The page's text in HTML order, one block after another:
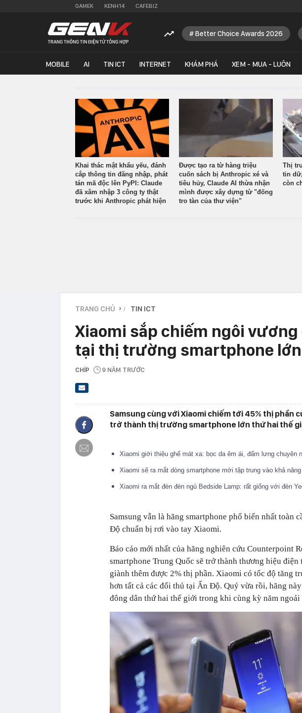
GAMEK KENH14 CAFEBIZ
Better Choice Awards 2026
MOBILE AI TIN ICT INTERNET KHÁM PHÁ XEM - MUA - LUÔN
Khai thác mật khẩu yếu, đánh
cắp thông tin đăng nhập, phát
tán mã độc lên PyPI: Claude
đã xâm nhập 3 công ty thật
trước khi Anthropic phát hiện
Được tạo ra từ hàng triệu
cuốn sách bị Anthropic xé và
tiêu hủy, Claude AI thừa nhận
mình được xây dựng từ "đống
tro tàn của thư viện"
Thị
tin
còn
TRANG CHỦ › TIN ICT
Xiaomi sắp chiếm ngôi vương
tại thị trường smartphone
CHÍP 9 NĂM TRƯỚC
Samsung cùng với Xiaomi chiếm tới 45% thị phần
trở thành thị trường smartphone lớn thứ hai thế
Xiaomi giới thiệu ghế mát xa: bọc da êm ái, đấm lưng chuyên
Xiaomi sẽ ra mắt dòng smartphone mới tập trung vào khả
Xiaomi ra mắt đèn đèn ngủ Bedside Lamp: rất giống với đèn
Samsung vẫn là hãng smartphone phổ biến nhất toàn
Độ chuẩn bị rơi vào tay Xiaomi.
Báo cáo mới nhất của hãng nghiên cứu Counterpoint
smartphone Trung Quốc sẽ trở thành thương hiệu
giành thêm được 2% thị phần. Xiaomi có tốc độ tăng
hơn tất cả các đối thủ tại Ấn Độ. Quý vừa rồi, hãng
đông dân thứ hai thế giới trong khi cùng kỳ năm